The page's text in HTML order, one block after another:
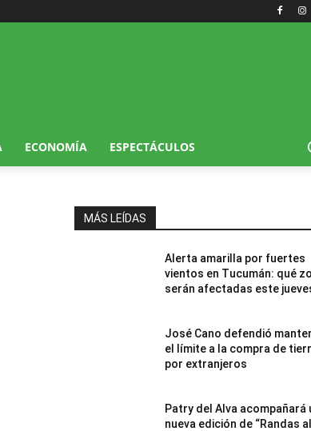
ECONOMÍA ESPECTÁCULOS
MÁS LEÍDAS
Alerta amarilla por fuertes
vientos en Tucumán: qué
serán afectadas este
José Cano defendió
el límite a la compra de
por extranjeros
Patry del Alva acompañará
nueva edición de “Randas al